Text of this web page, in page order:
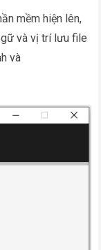
mềm hiện lên,
và vị trí lưu file
và